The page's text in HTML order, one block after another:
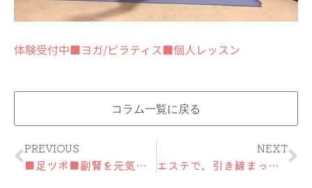
体験受付中■ヨガ/ピラティス■個人レッスン
コラム一覧に戻る
Prev
PREVIOUS
■足ツボ■副腎を元気にして、痩せやすいカラダを手に入れよう！
NEXT
エステで、引き締まったカラダを手に入れる！！